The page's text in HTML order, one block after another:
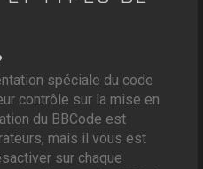
spéciale du code
contrôle sur la mise en
du BBCode est
mais il vous est
sur chaque